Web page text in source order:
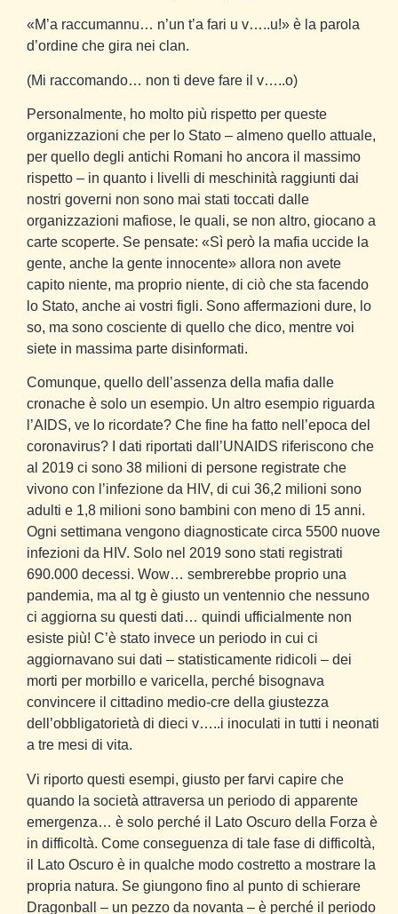
«M’a raccumannu… n’un t’a fari u v…..u!» è la parola
d’ordine che gira nei clan.
(Mi raccomando… non ti deve fare il v…..o)
Personalmente, ho molto più rispetto per queste
organizzazioni che per lo Stato – almeno quello attuale,
per quello degli antichi Romani ho ancora il massimo
rispetto – in quanto i livelli di meschinità raggiunti dai
nostri governi non sono mai stati toccati dalle
organizzazioni mafiose, le quali, se non altro, giocano a
carte scoperte. Se pensate: «Sì però la mafia uccide la
gente, anche la gente innocente» allora non avete
capito niente, ma proprio niente, di ciò che sta facendo
lo Stato, anche ai vostri figli. Sono affermazioni dure, lo
so, ma sono cosciente di quello che dico, mentre voi
siete in massima parte disinformati.
Comunque, quello dell’assenza della mafia dalle
cronache è solo un esempio. Un altro esempio riguarda
l’AIDS, ve lo ricordate? Che fine ha fatto nell’epoca del
coronavirus? I dati riportati dall’UNAIDS riferiscono che
al 2019 ci sono 38 milioni di persone registrate che
vivono con l’infezione da HIV, di cui 36,2 milioni sono
adulti e 1,8 milioni sono bambini con meno di 15 anni.
Ogni settimana vengono diagnosticate circa 5500 nuove
infezioni da HIV. Solo nel 2019 sono stati registrati
690.000 decessi. Wow… sembrerebbe proprio una
pandemia, ma al tg è giusto un ventennio che nessuno
ci aggiorna su questi dati… quindi ufficialmente non
esiste più! C’è stato invece un periodo in cui ci
aggiornavano sui dati – statisticamente ridicoli – dei
morti per morbillo e varicella, perché bisognava
convincere il cittadino medio-cre della giustezza
dell’obbligatorietà di dieci v…..i inoculati in tutti i neonati
a tre mesi di vita.
Vi riporto questi esempi, giusto per farvi capire che
quando la società attraversa un periodo di apparente
emergenza… è solo perché il Lato Oscuro della Forza è
in difficoltà. Come conseguenza di tale fase di difficoltà,
il Lato Oscuro è in qualche modo costretto a mostrare la
propria natura. Se giungono fino al punto di schierare
Dragonball – un pezzo da novanta – è perché il periodo